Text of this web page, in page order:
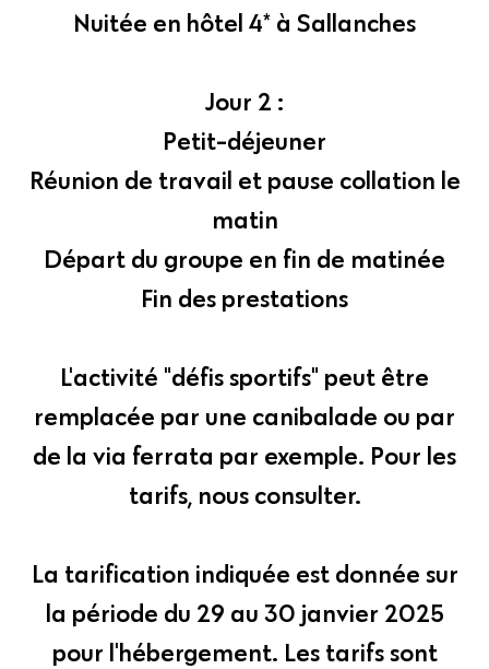
Nuitée en hôtel 4* à Sallanches
Jour 2 :
Petit-déjeuner
Réunion de travail et pause collation le
matin
Départ du groupe en fin de matinée
Fin des prestations
L'activité "défis sportifs" peut être
remplacée par une canibalade ou par
de la via ferrata par exemple. Pour les
tarifs, nous consulter.
La tarification indiquée est donnée sur
la période du 29 au 30 janvier 2025
pour l'hébergement. Les tarifs sont